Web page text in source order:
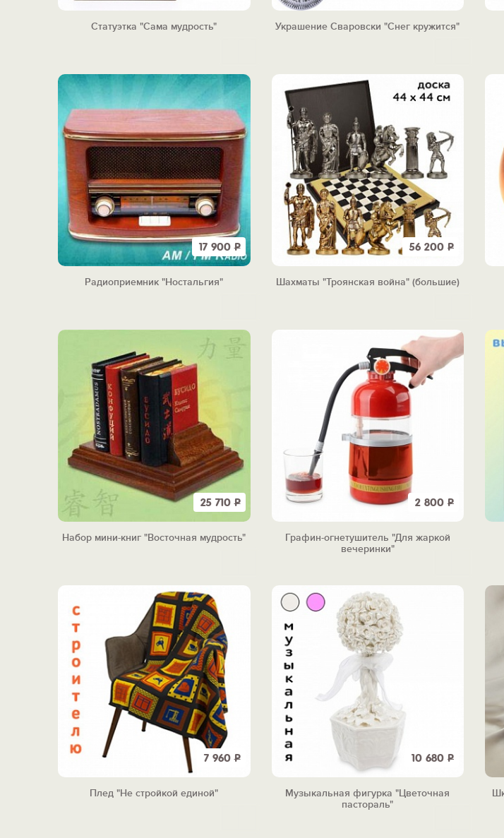
Статуэтка "Сама мудрость" Украшение Сваровски "Снег кружится"
17 900Р
Радиоприемник "Ностальгия"
56 200 Р
Шахматы "Троянская война" (большие)
25 710Р
Набор мини-книг "Восточная мудрость"
2 800 Р
Графин-огнетушитель "Для жаркой
вечеринки"
7 960Р
Плед "Не стройкой единой"
10 680 Р
Музыкальная фигурка "Цветочная
пастораль"